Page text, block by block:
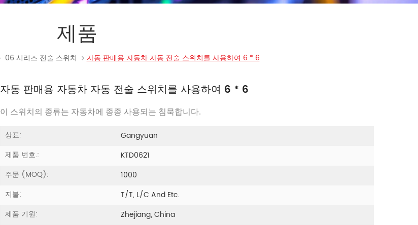
제품
06 시리즈 전술 스위치 자동 판매용 자동차 자동 전술 스위치를 사용하여 6 * 6
자동 판매용 자동차 자동 전술 스위치를 사용하여 6 * 6
이 스위치의 종류는 자동차에 종종 사용되는 침묵합니다.
상표:
Gangyuan
제품 번호.:
KTD0621
주문 (MOQ):
1000
지불:
T/T, L/C And Etc.
제품 기원:
Zhejiang, China